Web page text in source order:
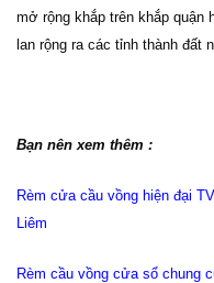
mở rộng khắp trên khắp quận
lan rộng ra các tỉnh thành đất
Bạn nên xem thêm :
Rèm cửa cầu vồng hiện đại
Liêm
Rèm cầu vồng cửa sổ chung